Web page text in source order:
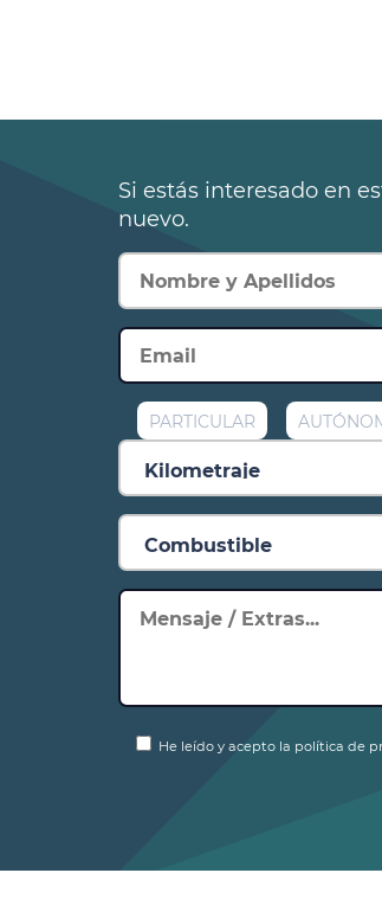
Si estás interesado en
nuevo.
PARTICULAR
He leído y acepto la política de